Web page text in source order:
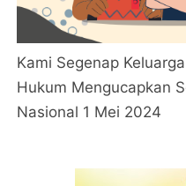
Kami Segenap
Hukum Mengucapkan
Nasional 1 Mei 2024